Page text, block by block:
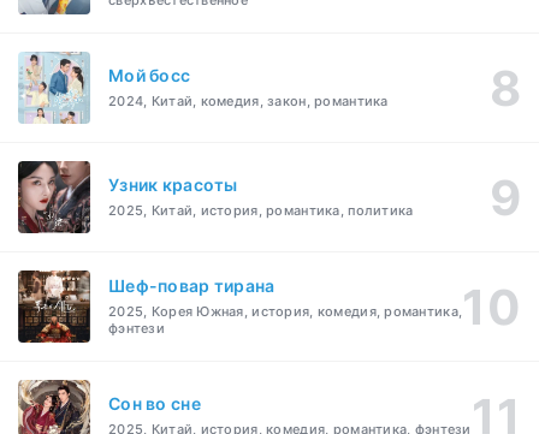
Мой босс
2024, Китай, комедия, закон, романтика
Узник красоты
2025, Китай, история, романтика, политика
Шеф-повар тирана
2025, Корея Южная, история, комедия, романтика,
фэнтези
Cон во сне
2025, Китай, история, комедия, романтика, фэнтези